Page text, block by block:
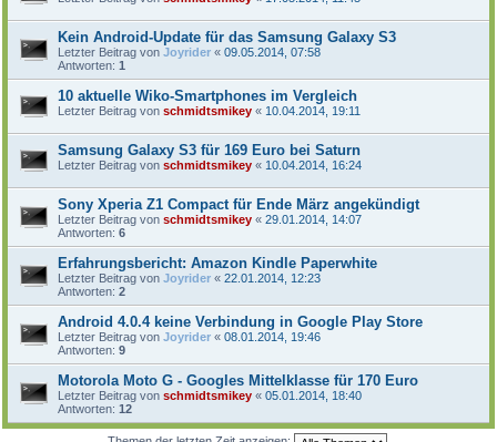
Kein Android-Update für das Samsung Galaxy S3
Letzter Beitrag von Joyrider « 09.05.2014, 07:58
Antworten: 1
10 aktuelle Wiko-Smartphones im Vergleich
Letzter Beitrag von schmidtsmikey « 10.04.2014, 19:11
Samsung Galaxy S3 für 169 Euro bei Saturn
Letzter Beitrag von schmidtsmikey « 10.04.2014, 16:24
Sony Xperia Z1 Compact für Ende März angekündigt
Letzter Beitrag von schmidtsmikey « 29.01.2014, 14:07
Antworten: 6
Erfahrungsbericht: Amazon Kindle Paperwhite
Letzter Beitrag von Joyrider « 22.01.2014, 12:23
Antworten: 2
Android 4.0.4 keine Verbindung in Google Play Store
Letzter Beitrag von Joyrider « 08.01.2014, 19:46
Antworten: 9
Motorola Moto G - Googles Mittelklasse für 170 Euro
Letzter Beitrag von schmidtsmikey « 05.01.2014, 18:40
Antworten: 12